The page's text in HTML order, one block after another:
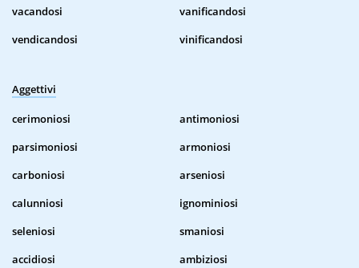
vacandosi
vanificandosi
vendicandosi
vinificandosi
Aggettivi
cerimoniosi
antimoniosi
parsimoniosi
armoniosi
carboniosi
arseniosi
calunniosi
ignominiosi
seleniosi
smaniosi
accidiosi
ambiziosi